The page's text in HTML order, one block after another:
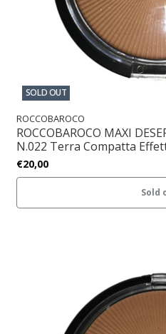
SOLD OUT
ROCCOBAROCO
ROCCOBAROCO MAXI
N.022 Terra Compatta
€20,00
Sold